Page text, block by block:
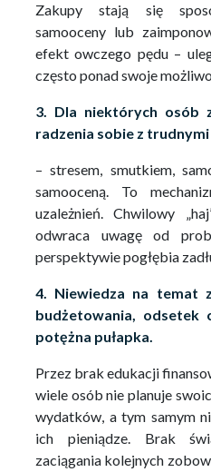
Zakupy stają się
samooceny lub
efekt owczego pędu –
często ponad swoje
3. Dla niektórych osób
radzenia sobie z
– stresem, smutkiem,
samooceną. To
uzależnień. Chwilowy
odwraca uwagę od
perspektywie pogłębia
4. Niewiedza na temat
budżetowania, odsetek
potężna pułapka.
Przez brak edukacji
wiele osób nie planuje
wydatków, a tym samym
ich pieniądze. Brak
zaciągania kolejnych